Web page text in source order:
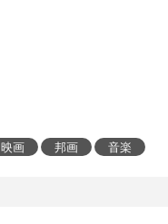
映画 邦画 音楽